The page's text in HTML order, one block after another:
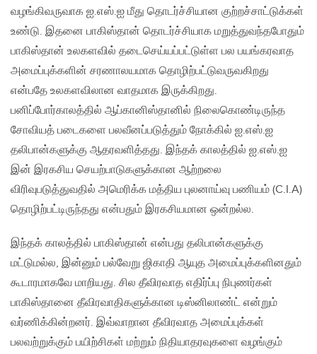
வழங்கிவருவாக ஐ.எஸ்.ஐ மீது தொடர்ச்சியான குற்றச்சாட்டுக்கள்
உண்டு. இதனை பாகிஸ்தான் தொடர்ச்சியாக மறுத்துவந்தபோதும்
பாகிஸ்தான் உலகளவில் தடைசெய்யப்பட்டுள்ள பல பயங்கரவாத
அமைப்புக்களின் சரணாலயமாக தொழிற்பட்டுவருவகிறது
என்பதே உலகளவிலான வாதமாக இருக்கிறது.
பனிப்போர்காலத்தில் ஆப்கானிஸ்தானில் நிலைகொண்டிருந்த
சோவியத் படைகளை பலவீனப்படுத்தும் நோக்கில் ஐ.எஸ்.ஐ
தலிபான்களுக்கு ஆதரவளித்தது. இந்தக் காலத்தில் ஐ.எஸ்.ஐ
இன் இரகசிய செயற்பாடுகளுக்கான ஆற்றலை
விரிவுபடுத்துவதில் அமெரிக்க மத்திய புலனாய்வு பணியம் (C.I.A)
தொழிற்பட்டிருந்தது என்பதும் இரகசியமான ஒன்றல்ல.
இந்தக் காலத்தில் பாகிஸ்தான் என்பது தலிபான்களுக்கு
மட்டுமல்ல, இன்னும் பல்வேறு ஜிகாதி ஆயுத அமைப்புக்களினதும்
கூடாரமாகவே மாறியது. சில தீவிரவாத எதிர்ப்பு நிபுணர்கள்
பாகிஸ்தானை தீவிரவாதிகளுக்கான டிஸ்னிலாண்ட் என்றும்
வர்ணிக்கின்றனர். இவ்வாறான தீவிரவாத அமைப்புக்கள்
பலவற்றுக்கும் பயிற்சிகள் மற்றும் நிதியாதரவுகளை வழங்கும்